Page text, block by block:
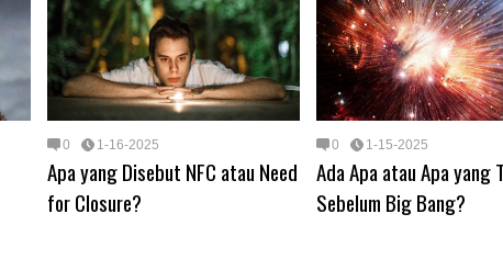
0 1-16-2025
Apa yang Disebut NFC atau Need
for Closure?
0 1-15-2025
Ada Apa atau Apa yang
Sebelum Big Bang?